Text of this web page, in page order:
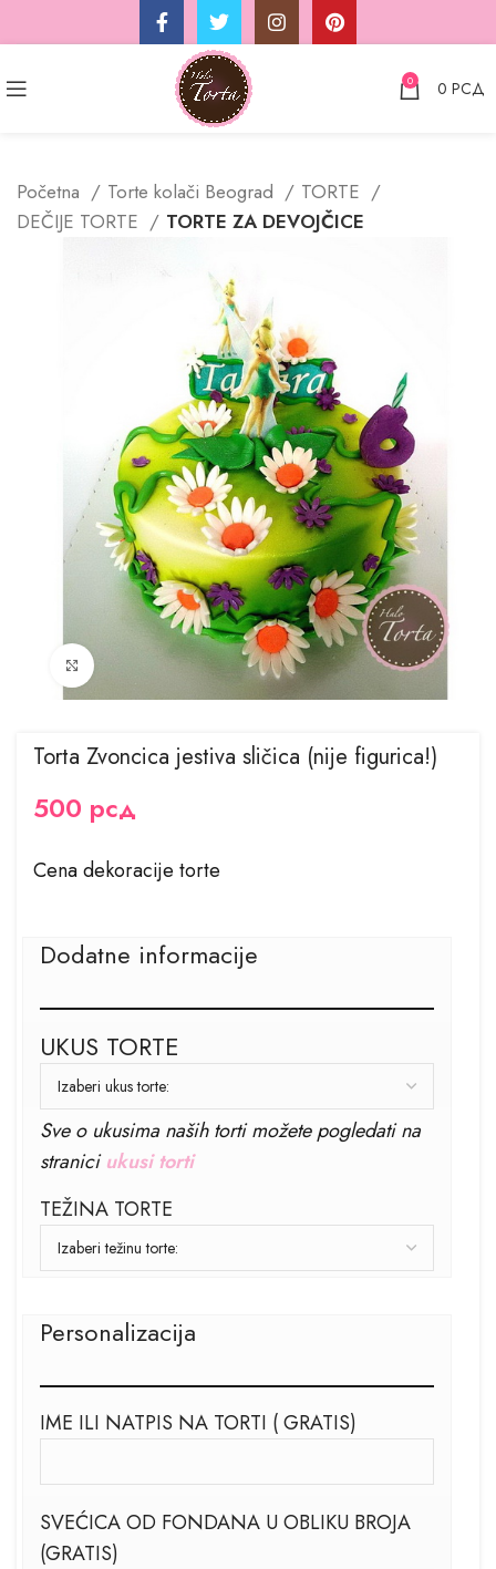
0 0 РСД
Početna Torte kolači Beograd
TORTE
DEČIJE TORTE
TORTE ZA DEVOJČICE
Kliknite za uvećanje
Torta Zvoncica jestiva sličica (nije figurica!)
500 рсд
Cena dekoracije torte
Dodatne informacije
UKUS TORTE
Sve o ukusima naših torti možete pogledati na
straniciukusi torti
TEŽINA TORTE
Personalizacija
IME ILI NATPIS NA TORTI ( GRATIS)
SVEĆICA OD FONDANA U OBLIKU BROJA
(GRATIS)